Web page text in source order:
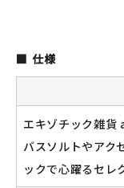
台湾グッズ
在庫限り
仕様
エキゾチック雑貨
バスソルトやアク
ックで心躍るセレ